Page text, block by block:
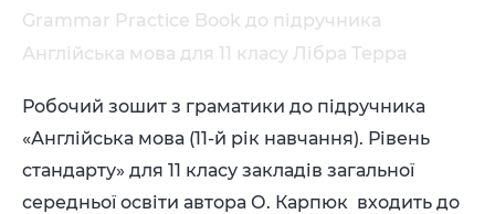
Grammar Practice Book до підручника
Англійська мова для 11 класу Лібра Терра
Робочий зошит з граматики до підручника
«Англійська мова (11-й рік навчання). Рівень
стандарту» для 11 класу закладів загальної
середньої освіти автора О. Карпюк входить до